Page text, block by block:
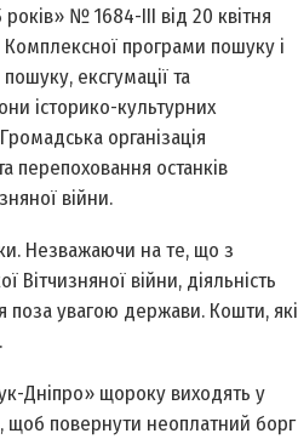
№ 1684-III від 20 квітня
програми пошуку і
ексгумації та
історико-культурних
організація
перепоховання останків
війни.
Незважаючи на те, що з
війни, діяльність
поза увагою держави. Кошти, які
Дніпро» щороку виходять у
щоб повернути неоплатний борг